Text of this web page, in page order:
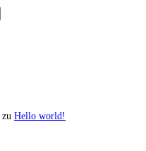
zu Hello world!